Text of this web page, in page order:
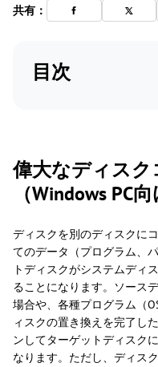
共有：
目次
偉大なディス
（Windows PC向
ディスクを別のディスクに
てのデータ（プログラム、
トディスクがシステムディ
ることになります。ソース
場合や、各種プログラム（
ィスクの置き換えを完了し
ンしてターゲットディスク
なります。ただし、ディス